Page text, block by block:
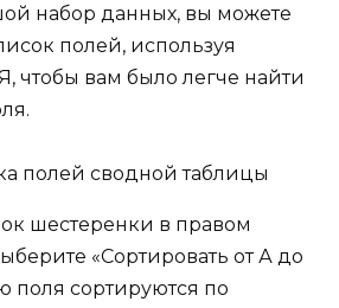
набор данных, вы можете
полей, используя
чтобы вам было легче найти
шестеренки в правом
«Сортировать от А до
поля сортируются по